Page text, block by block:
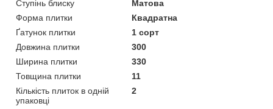
Ступінь блиску
Матова
Форма плитки
Квадратна
Ґатунок плитки
1 сорт
Довжина плитки
300
Ширина плитки
330
Товщина плитки
11
Кількість плиток в одній
упаковці
2